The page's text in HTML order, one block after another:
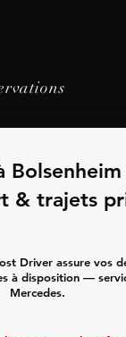
& trajets
Driver assure vos
à disposition —
Mercedes.